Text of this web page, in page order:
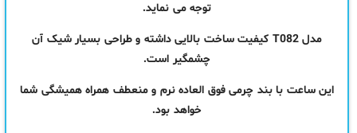
توجه می نماید.
مدل T082 کیفیت ساخت بالایی داشته و طراحی بسیار شیک آن
چشمگیر است.
این ساعت با بند چرمی فوق العاده نرم و منعطف همراه همیشگی شما
خواهد بود.